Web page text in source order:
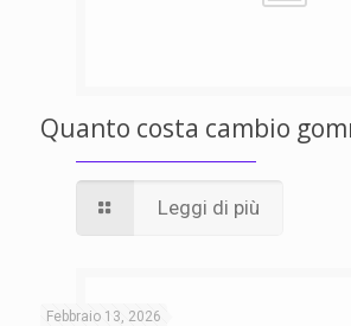
Quanto costa cambio
Leggi di più
Febbraio 13, 2026